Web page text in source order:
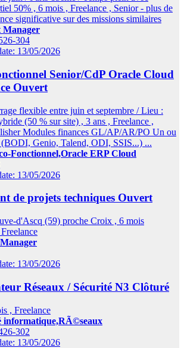
50% , 6 mois , Freelance , Senior - plus de
significative sur des missions similaires
Manager
304
13/05/2026
Senior/CdP Oracle Cloud
Ouvert
flexible entre juin et septembre / Lieu :
(50 % sur site) , 3 ans , Freelance ,
Modules finances GL/AP/AR/PO Un ou
Genio, Talend, ODI, SSIS...) ...
Fonctionnel,Oracle ERP Cloud
13/05/2026
de projets techniques Ouvert
d'Ascq (59) proche Croix , 6 mois
13/05/2026
Réseaux / Sécurité N3 Clôturé
, Freelance
informatique,RÃ©seaux
302
13/05/2026